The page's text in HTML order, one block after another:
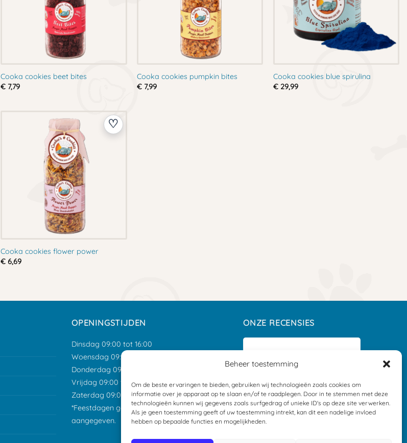
Beheer toestemming
Om de beste ervaringen te bieden, gebruiken wij technologieën zoals cookies om
informatie over je apparaat op te slaan en/of te raadplegen. Door in te stemmen met deze
technologieën kunnen wij gegevens zoals surfgedrag of unieke ID's op deze site verwerken.
Als je geen toestemming geeft of uw toestemming intrekt, kan dit een nadelige invloed
hebben op bepaalde functies en mogelijkheden.
Cooka cookies beet bites
€ 7,79
Cooka cookies pumpkin bites
€ 7,99
Cooka cookies blue spirulina
€29,99
Cooka cookies flower power
€ 6,69
OPENINGSTIJDEN
Dinsdag 09:00 tot 16:00
Woensdag 09:00 tot 16:00
Donderdag 09:00 tot 16:00
Vrijdag 09:00 tot 15:00
Zaterdag 09:00 tot 12:00
*Feestdagen gesloten tenzij anders
aangegeven.
ONZE RECENSIES